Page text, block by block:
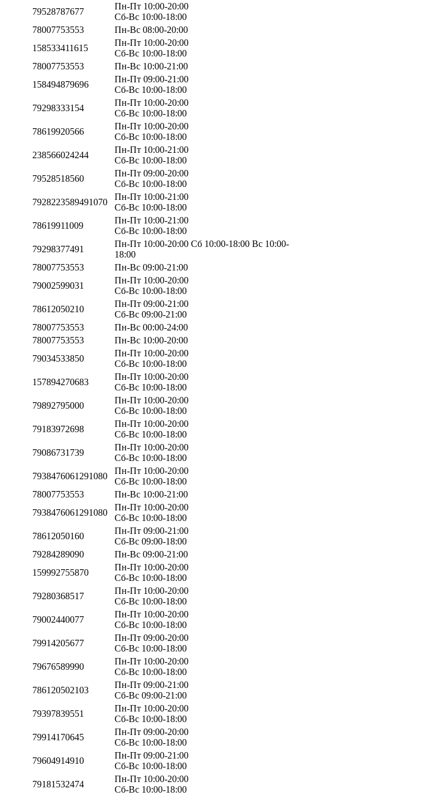
79528787677
Пн-Пт 10:00-20:00
Сб-Вс 10:00-18:00
78007753553
Пн-Вс 08:00-20:00
158533411615
Пн-Пт 10:00-20:00
Сб-Вс 10:00-18:00
78007753553
Пн-Вс 10:00-21:00
158494879696
Пн-Пт 09:00-21:00
Сб-Вс 10:00-18:00
79298333154
Пн-Пт 10:00-20:00
Сб-Вс 10:00-18:00
78619920566
Пн-Пт 10:00-20:00
Сб-Вс 10:00-18:00
238566024244
Пн-Пт 10:00-21:00
Сб-Вс 10:00-18:00
79528518560
Пн-Пт 09:00-20:00
Сб-Вс 10:00-18:00
7928223589491070
Пн-Пт 10:00-21:00
Сб-Вс 10:00-18:00
78619911009
Пн-Пт 10:00-21:00
Сб-Вс 10:00-18:00
79298377491
Пн-Пт 10:00-20:00 Сб 10:00-18:00 Вс 10:00-
18:00
78007753553
Пн-Вс 09:00-21:00
79002599031
Пн-Пт 10:00-20:00
Сб-Вс 10:00-18:00
78612050210
Пн-Пт 09:00-21:00
Сб-Вс 09:00-21:00
78007753553
Пн-Вс 00:00-24:00
78007753553
Пн-Вс 10:00-20:00
79034533850
Пн-Пт 10:00-20:00
Сб-Вс 10:00-18:00
157894270683
Пн-Пт 10:00-20:00
Сб-Вс 10:00-18:00
79892795000
Пн-Пт 10:00-20:00
Сб-Вс 10:00-18:00
79183972698
Пн-Пт 10:00-20:00
Сб-Вс 10:00-18:00
79086731739
Пн-Пт 10:00-20:00
Сб-Вс 10:00-18:00
7938476061291080
Пн-Пт 10:00-20:00
Сб-Вс 10:00-18:00
78007753553
Пн-Вс 10:00-21:00
7938476061291080
Пн-Пт 10:00-20:00
Сб-Вс 10:00-18:00
78612050160
Пн-Пт 09:00-21:00
Сб-Вс 09:00-18:00
79284289090
Пн-Вс 09:00-21:00
159992755870
Пн-Пт 10:00-20:00
Сб-Вс 10:00-18:00
79280368517
Пн-Пт 10:00-20:00
Сб-Вс 10:00-18:00
79002440077
Пн-Пт 10:00-20:00
Сб-Вс 10:00-18:00
79914205677
Пн-Пт 09:00-20:00
Сб-Вс 10:00-18:00
79676589990
Пн-Пт 10:00-20:00
Сб-Вс 10:00-18:00
786120502103
Пн-Пт 09:00-21:00
Сб-Вс 09:00-21:00
79397839551
Пн-Пт 10:00-20:00
Сб-Вс 10:00-18:00
79914170645
Пн-Пт 09:00-20:00
Сб-Вс 10:00-18:00
79604914910
Пн-Пт 09:00-21:00
Сб-Вс 10:00-18:00
79181532474
Пн-Пт 10:00-20:00
Сб-Вс 10:00-18:00